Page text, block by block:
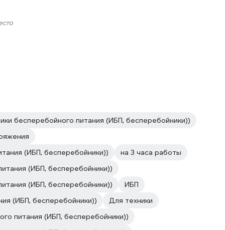
бесперебойного питания (ИБП, бесперебойники))
(ИБП, бесперебойники))
на 3 часа работы
(ИБП, бесперебойники))
(ИБП, бесперебойники))
ИБП
(ИБП, бесперебойники))
Для техники
питания (ИБП, бесперебойники))